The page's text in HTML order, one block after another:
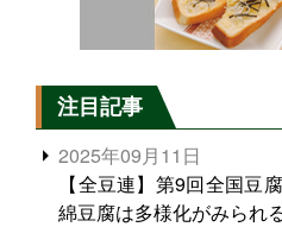
注目記事
2025年09月11日
【全豆連】第9回全国豆
綿豆腐は多様化がみられ